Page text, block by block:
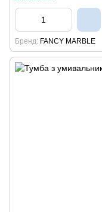
Бренд FANCY MARBLE